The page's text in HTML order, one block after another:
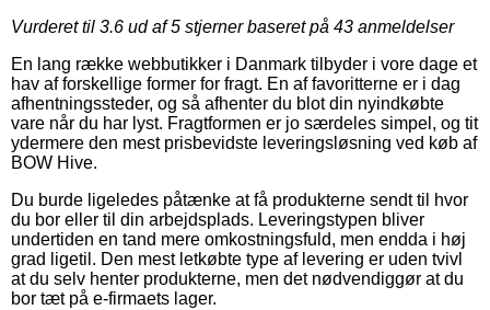
Vurderet til 3.6 ud af 5 stjerner baseret på 43 anmeldelser
En lang række webbutikker i Danmark tilbyder i vore dage et
hav af forskellige former for fragt. En af favoritterne er i dag
afhentningssteder, og så afhenter du blot din nyindkøbte
vare når du har lyst. Fragtformen er jo særdeles simpel, og tit
ydermere den mest prisbevidste leveringsløsning ved køb af
BOW Hive.
Du burde ligeledes påtænke at få produkterne sendt til hvor
du bor eller til din arbejdsplads. Leveringstypen bliver
undertiden en tand mere omkostningsfuld, men endda i høj
grad ligetil. Den mest letkøbte type af levering er uden tvivl
at du selv henter produkterne, men det nødvendiggør at du
bor tæt på e-firmaets lager.